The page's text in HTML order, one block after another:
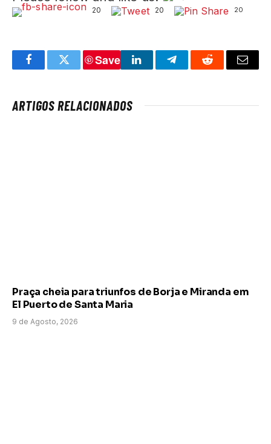
20
20 20
FacebookTwitter
Save
LinkedInTelegramReddit Email
ARTIGOS RELACIONADOS
Praça cheia para triunfos de Borja e Miranda em
El Puerto de Santa Maria
9 de Agosto, 2026